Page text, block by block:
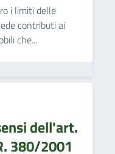
i limiti delle
contributi ai
che...
dell'art.
380/2001